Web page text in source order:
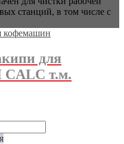
станций, в том числе с
для
т.м.